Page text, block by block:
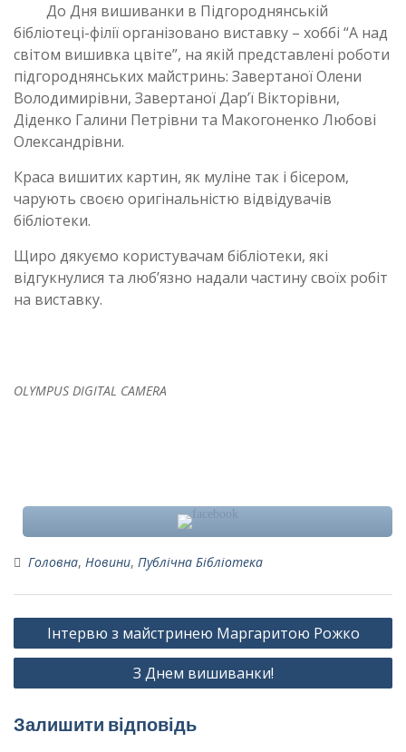
До Дня вишиванки в Підгороднянській
бібліотеці-філії організовано виставку – хоббі “А над
світом вишивка цвіте”, на якій представлені роботи
підгороднянських майстринь: Завертаної Олени
Володимирівни, Завертаної Дар’ї Вікторівни,
Діденко Галини Петрівни та Макогоненко Любові
Олександрівни.
Краса вишитих картин, як муліне так і бісером,
чарують своєю оригінальністю відвідувачів
бібліотеки.
Щиро дякуємо користувачам бібліотеки, які
відгукнулися та люб’язно надали частину своїх робіт
на виставку.
OLYMPUS DIGITAL CAMERA
Головна, Новини, Публічна Бібліотека
Навігація
записів
Інтервю з майстринею Маргаритою Рожко
З Днем вишиванки!
Залишити відповідь